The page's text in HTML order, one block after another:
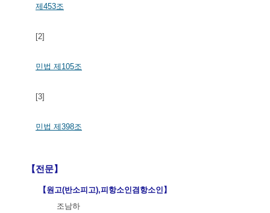
제453조
[2]
민법 제105조
[3]
민법 제398조
【전문】
【원고(반소피고),피항소인겸항소인】
조남하